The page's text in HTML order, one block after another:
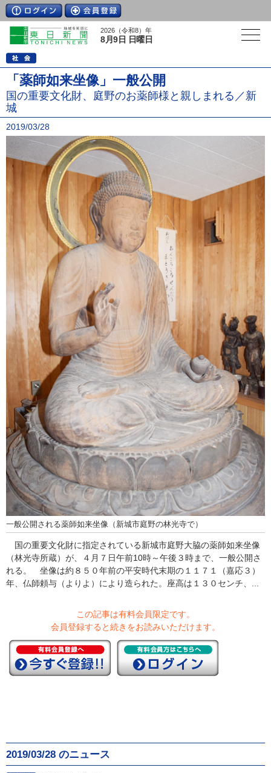
2026（令和8）年
8月9日 日曜日
「薬師如来坐像」一般公開
国の重要文化財、庭野のお薬師様と親しまれる／新
城
2019/03/28
一般公開される薬師如来坐像（新城市庭野の林光寺で）
国の重要文化財に指定されている新城市庭野大脇の薬師如来坐像
（林光寺所蔵）が、４月７日午前10時～午後３時まで、一般公開さ
れる。 坐像は約８５０年前の平安時代末期の１１７１（嘉応３）
年、仏師頼与（よりよ）により造られた。座高は１３０センチ、...
この記事は有料会員限定です。
会員登録すると続きをお読みいただけます。
2019/03/28 のニュース